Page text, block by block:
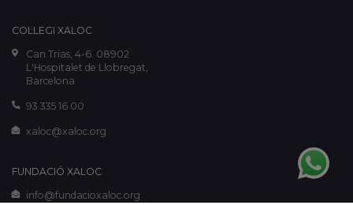
COL·LEGI XALOC
Can Trias, 4-6. 08902
L'Hospitalet de Llobregat,
Barcelona
93 335 16 00
xaloc@xaloc.org
FUNDACIÓ XALOC
info@fundacioxaloc.org